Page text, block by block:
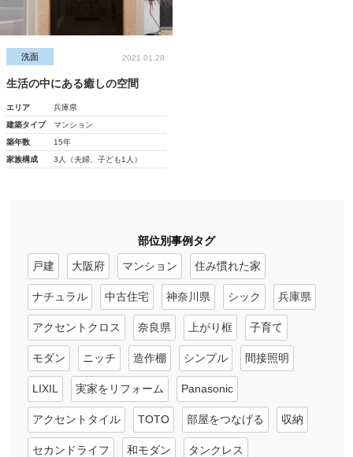
洗面 2021.01.28
生活の中にある癒しの空間
エリア
兵庫県
建築タイプ
マンション
築年数
15年
家族構成
3人（夫婦、子ども1人）
部位別事例タグ
戸建
大阪府 マンション 住み慣れた家
ナチュラル 中古住宅 神奈川県 シック 兵庫県
アクセントクロス 奈良県 上がり框 子育て
モダン ニッチ 造作棚 シンプル 間接照明
LIXIL 実家をリフォーム Panasonic
アクセントタイル TOTO 部屋をつなげる 収納
セカンドライフ 和モダン タンクレス